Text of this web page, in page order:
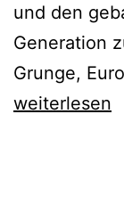
und den
Generation
Grunge,
weiterlesen